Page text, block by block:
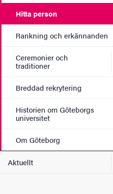
Hitta person
Rankning och erkännanden
Ceremonier och
traditioner
Breddad rekrytering
Historien om Göteborgs
universitet
Om Göteborg
Aktuellt